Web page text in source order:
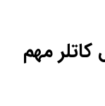
مهم